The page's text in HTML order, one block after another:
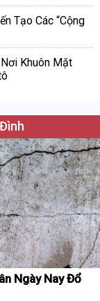
Tạo Các “Cộng
Khuôn Mặt
Ngày Nay Đổ